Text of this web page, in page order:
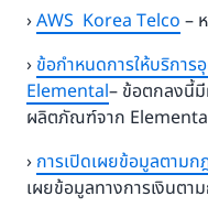
›AWS Korea Telco –
› ข้อกำหนดการให้บริกา
Elemental– ข้อตกลงนี้มี
ผลิตภัณฑ์จาก
› การเปิดเผยข้อมูลตามก
เผยข้อมูลทางการเงินตา